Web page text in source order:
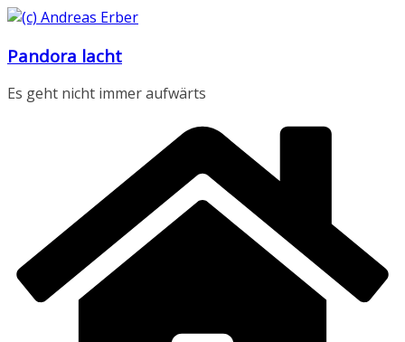
Zum
springen
Pandora lacht
Es geht nicht immer aufwärts